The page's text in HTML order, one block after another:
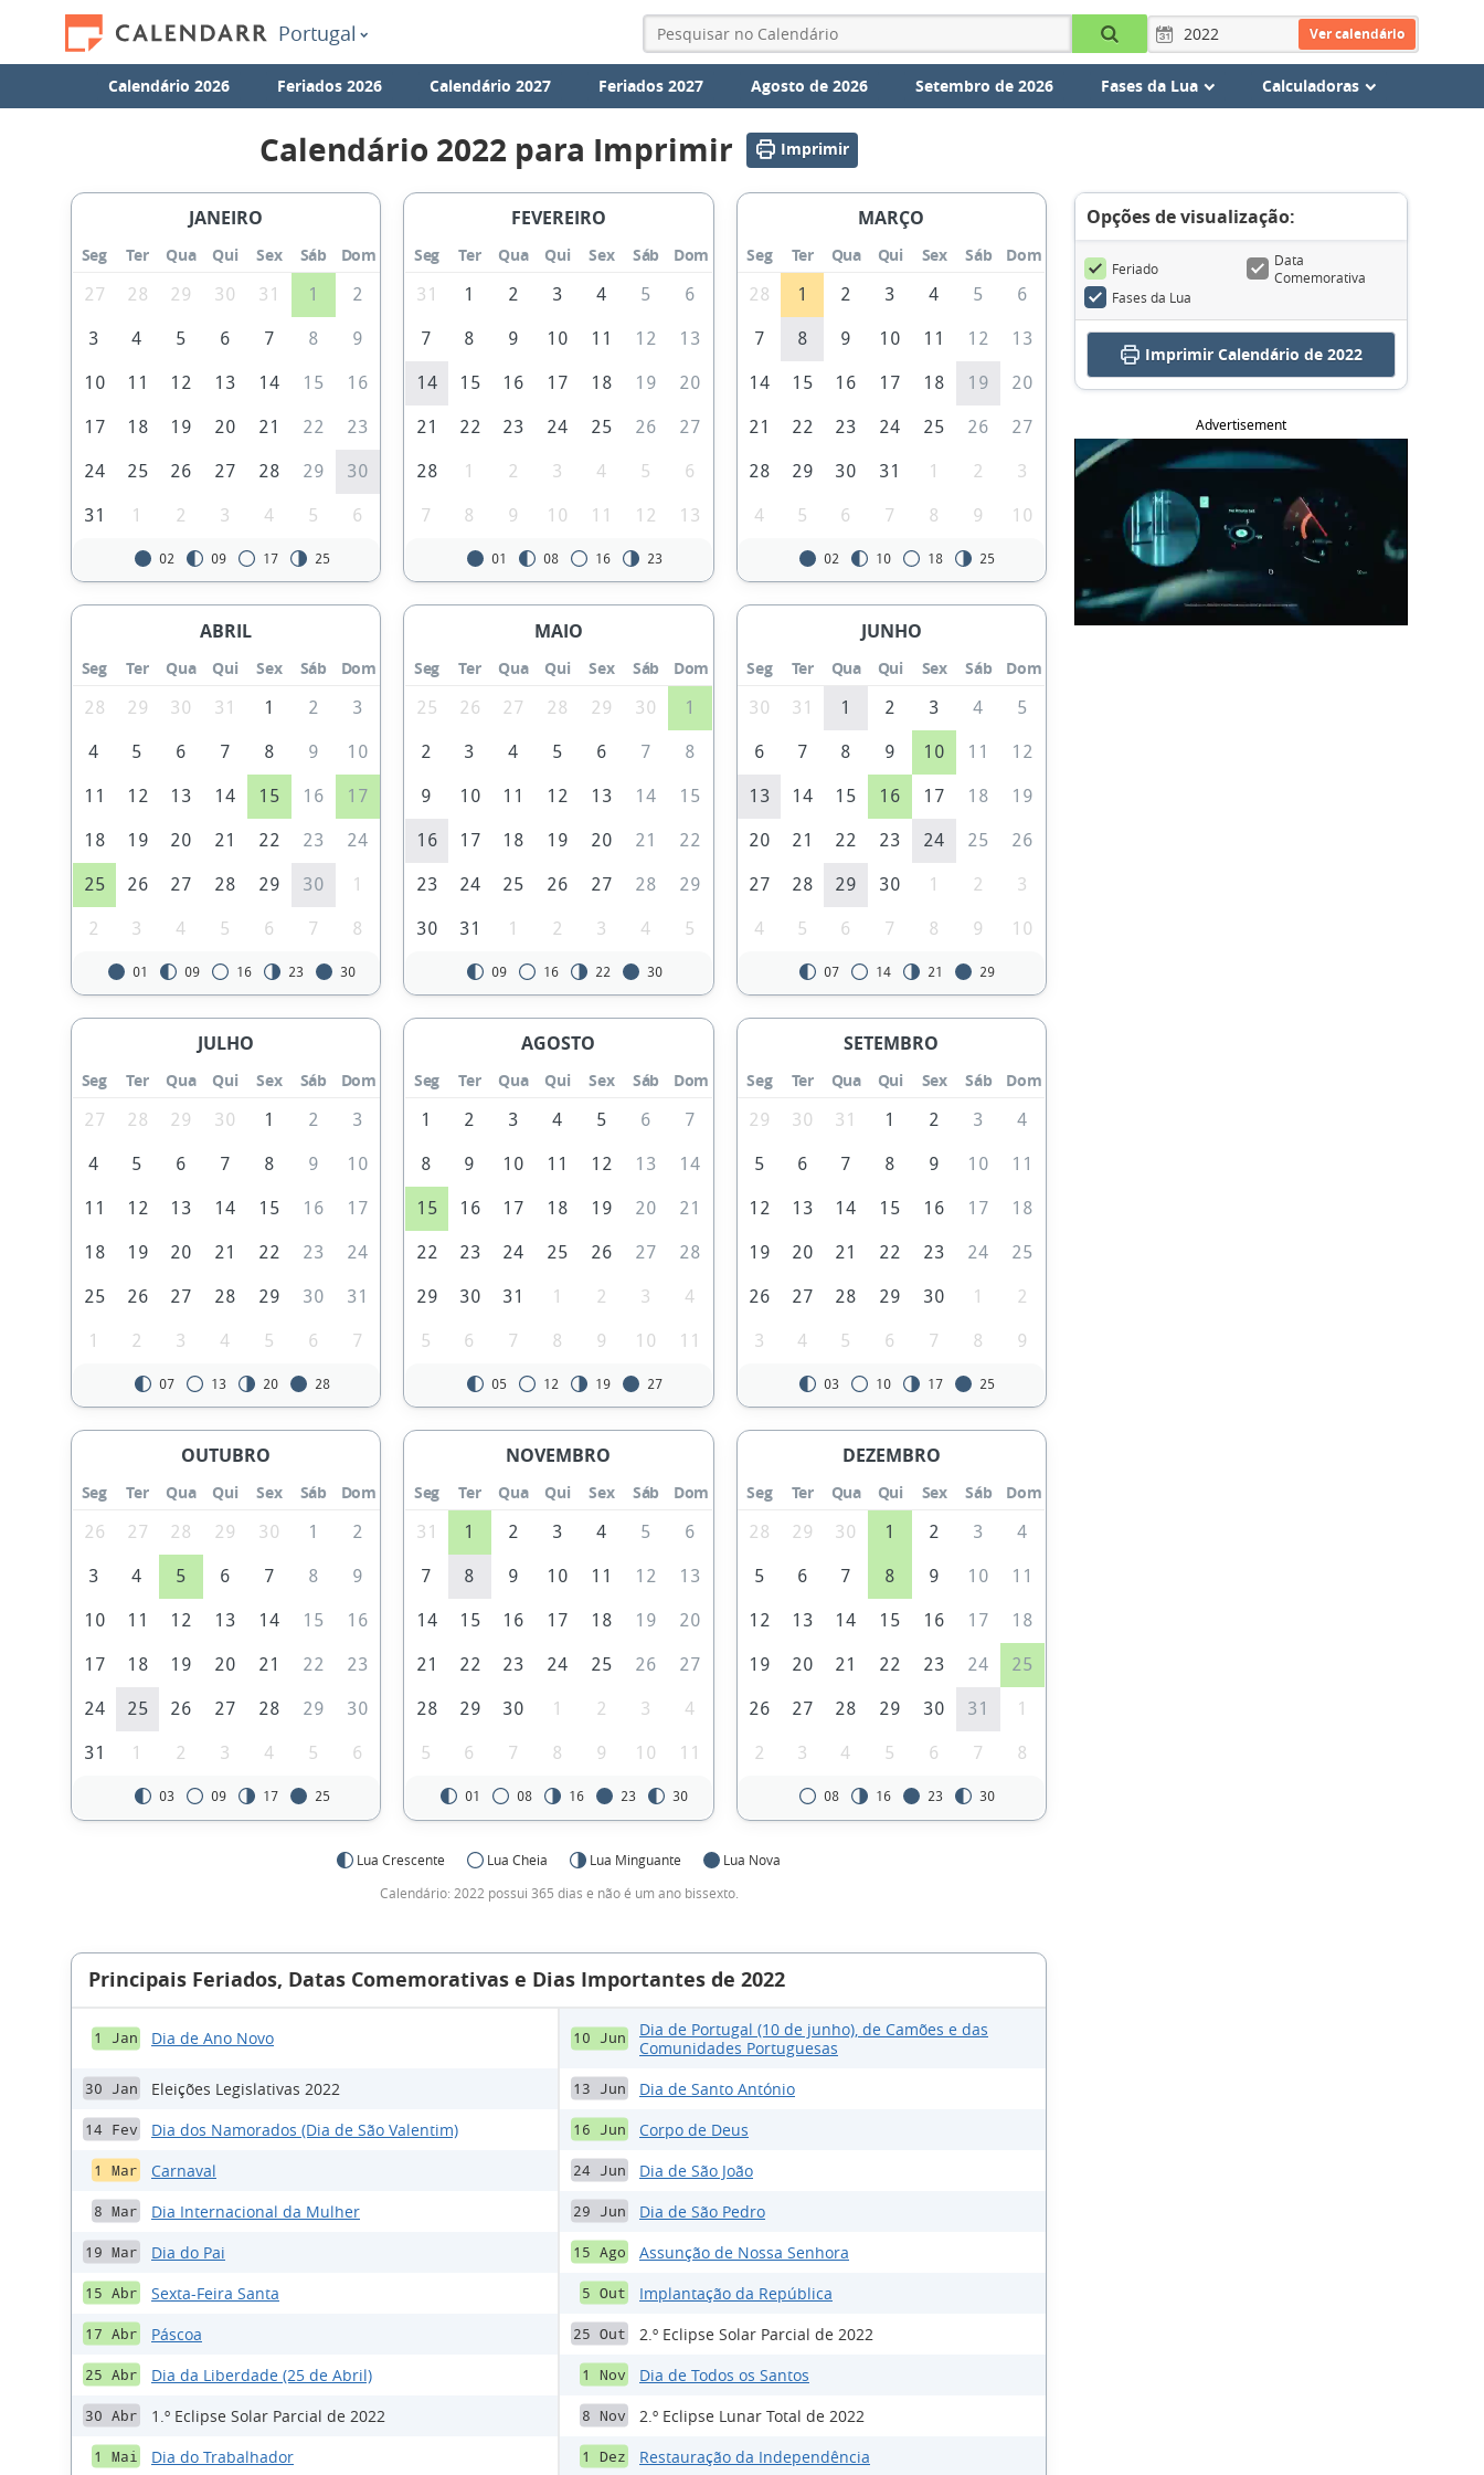
Portugal Ver calendário
Calendário 2026 Feriados 2026 Calendário 2027 Feriados 2027 Agosto de 2026 Setembro de 2026 Fases da Lua Calculadoras
Calendário 2022 para Imprimir Imprimir
JANEIRO
Seg Ter Qua Qui Sex Sáb
Dom
27
28 29 30 31 1 2
3 4 5 6 7 8 9
10 11 12 13 14 15 16
17 18 19 20 21 22 23
24 25 26 27 28 29 30
31 1 2 3 4 5 6
02 09 17 25
FEVEREIRO
Seg Ter Qua Qui Sex Sáb
Dom
31
1 2 3 4 5 6
7 8 9 10 11 12 13
14 15 16 17 18 19 20
21 22 23 24 25 26 27
28 1 2 3 4 5 6
7 8 9 10 11 12 13
01 08 16 23
MARÇO
Seg Ter Qua Qui Sex Sáb
Dom
28
1 2 3 4 5 6
7 8 9 10 11 12 13
14 15 16 17 18 19 20
21 22 23 24 25 26 27
28 29 30 31 1 2 3
4 5 6 7 8 9 10
02 10 18 25
ABRIL
Seg Ter Qua Qui Sex Sáb
Dom
28
29 30 31 1 2 3
4 5 6 7 8 9 10
11 12 13 14 15 16 17
18 19 20 21 22 23 24
25 26 27 28 29 30 1
2 3 4 5 6 7 8
01 09 16 23 30
MAIO
Seg Ter Qua Qui Sex Sáb
Dom
25
26 27 28 29 30 1
2 3 4 5 6 7 8
9 10 11 12 13 14 15
16 17 18 19 20 21 22
23 24 25 26 27 28 29
30 31 1 2 3 4 5
09 16 22 30
JUNHO
Seg Ter Qua Qui Sex Sáb
Dom
30
31 1 2 3 4 5
6 7 8 9 10 11 12
13 14 15 16 17 18 19
20 21 22 23 24 25 26
27 28 29 30 1 2 3
4 5 6 7 8 9 10
07 14 21 29
JULHO
Seg Ter Qua Qui Sex Sáb
Dom
27
28 29 30 1 2 3
4 5 6 7 8 9 10
11 12 13 14 15 16 17
18 19 20 21 22 23 24
25 26 27 28 29 30 31
1 2 3 4 5 6 7
07 13 20 28
AGOSTO
Seg Ter Qua Qui Sex Sáb
Dom
1
2 3 4 5 6 7
8 9 10 11 12 13 14
15 16 17 18 19 20 21
22 23 24 25 26 27 28
29 30 31 1 2 3 4
5 6 7 8 9 10 11
05 12 19 27
SETEMBRO
Seg Ter Qua Qui Sex Sáb
Dom
29
30 31 1 2 3 4
5 6 7 8 9 10 11
12 13 14 15 16 17 18
19 20 21 22 23 24 25
26 27 28 29 30 1 2
3 4 5 6 7 8 9
03 10 17 25
OUTUBRO
Seg Ter Qua Qui Sex Sáb
Dom
26
27 28 29 30 1 2
3 4 5 6 7 8 9
10 11 12 13 14 15 16
17 18 19 20 21 22 23
24 25 26 27 28 29 30
31 1 2 3 4 5 6
03 09 17 25
NOVEMBRO
Seg Ter Qua Qui Sex Sáb
Dom
31
1 2 3 4 5 6
7 8 9 10 11 12 13
14 15 16 17 18 19 20
21 22 23 24 25 26 27
28 29 30 1 2 3 4
5 6 7 8 9 10 11
01 08 16 23 30
DEZEMBRO
Seg Ter Qua Qui Sex Sáb
Dom
28
29 30 1 2 3 4
5 6 7 8 9 10 11
12 13 14 15 16 17 18
19 20 21 22 23 24 25
26 27 28 29 30 31 1
2 3 4 5 6 7 8
08 16 23 30
Lua Crescente Lua Cheia Lua Minguante
Lua Nova
Calendário: 2022 possui 365 dias e não é um ano bissexto.
Principais Feriados, Datas Comemorativas e Dias Importantes de 2022
1 Jan Dia de Ano Novo
30 Jan Eleições Legislativas 2022
14 Fev Dia dos Namorados (Dia de São Valentim)
1 Mar Carnaval
8 Mar Dia Internacional da Mulher
19 Mar Dia do Pai
15 Abr Sexta-Feira Santa
17 Abr Páscoa
25 Abr Dia da Liberdade (25 de Abril)
30 Abr 1.º Eclipse Solar Parcial de 2022
1 Mai Dia do Trabalhador
10 Jun
Dia de Portugal (10 de junho), de Camões e das
Comunidades Portuguesas
13 Jun Dia de Santo António
16 Jun Corpo de Deus
24 Jun Dia de São João
29 Jun Dia de São Pedro
15 Ago Assunção de Nossa Senhora
5 Out Implantação da República
25 Out 2.º Eclipse Solar Parcial de 2022
1 Nov Dia de Todos os Santos
8 Nov 2.º Eclipse Lunar Total de 2022
1 Dez Restauração da Independência
Opções de visualização:
Feriado
Data
Comemorativa
Fases da Lua
Imprimir Calendário de 2022
Advertisement